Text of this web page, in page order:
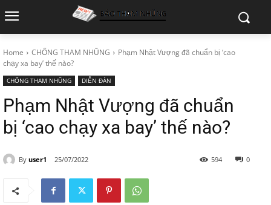
Home CHỐNG THAM NHŨNG
Phạm Nhật Vượng đã chuẩn bị ‘cao
chạy xa bay’ thế nào?
CHỐNG THAM NHŨNG DIỄN ĐÀN
Phạm Nhật Vượng đã chuẩn
bị ‘cao chạy xa bay’ thế nào?
By user1 25/07/2022 0
594